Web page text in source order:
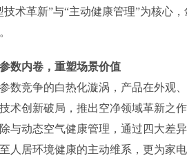
术革新”与“主动健康管理”为核心
内卷，重塑场景价值
竞争的白热化漩涡，产品在外观、
术创新破局，推出空净领域革新之
动态空气健康管理，通过四大差
人居环境健康的主动维系，更为家